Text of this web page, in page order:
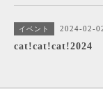
イベント 2024-02-
cat!cat!cat!2024